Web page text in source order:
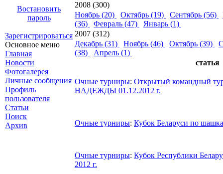
Востановить
пароль
Зарегистрироваться
Основное меню
Главная
Новости
Фотогалерея
Личные сообщения
Профиль
пользователя
Статьи
Поиск
Архив
2008 (300)
Ноябрь (20)
Октябрь (19) Сентябрь (56)
(36)
Февраль (47)
Январь (1)
2007 (312)
Декабрь (31)
Ноябрь (46) Октябрь (39)
(38)
Апрель (1)
статья
Очные турниры: Открытый командный
НАДЕЖДЫ 01.12.2012 г.
Очные турниры: Кубок Беларуси по
Очные турниры: Кубок Республики
2012 г.